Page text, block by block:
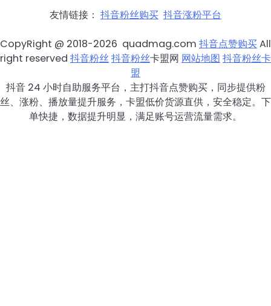
友情链接： 抖音粉丝购买 抖音涨粉平台
CopyRight @ 2018-2026 quadmag.com 抖音点赞购买All
right reserved 抖音粉丝抖音粉丝卡盟网 网站地图 抖音粉丝卡
盟
抖音 24 小时自助服务平台，主打抖音点赞购买，同步提供粉
丝、涨粉、播放量提升服务，卡盟低价货源直供，安全稳定。下
单快捷，数据提升明显，满足账号运营流量需求。